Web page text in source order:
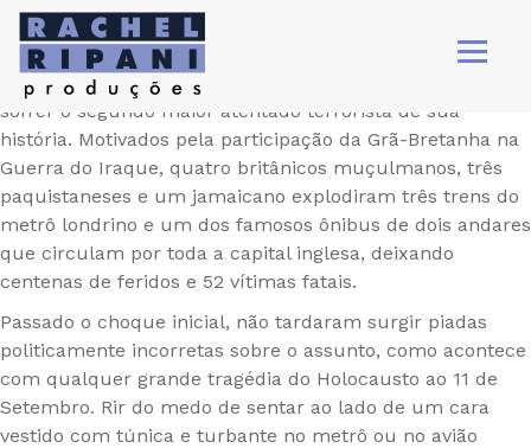
https://www.youtube.com/watch?v=vqlOAemn6Po
Em 2005, quando o dramaturgo inglês Mark Ravenhill
escreveu a peça Produto, o Reino Unido havia acabado de
sofrer o segundo maior atentado terrorista de sua
história. Motivados pela participação da Grã-Bretanha na
Guerra do Iraque, quatro britânicos muçulmanos, três
paquistaneses e um jamaicano explodiram três trens do
metrô londrino e um dos famosos ônibus de dois andares
que circulam por toda a capital inglesa, deixando
centenas de feridos e 52 vítimas fatais.
Passado o choque inicial, não tardaram surgir piadas
politicamente incorretas sobre o assunto, como acontece
com qualquer grande tragédia do Holocausto ao 11 de
Setembro. Rir do medo de sentar ao lado de um cara
vestido com túnica e turbante no metrô ou no avião